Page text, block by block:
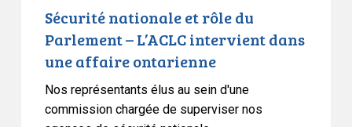
Sécurité nationale et rôle du
Parlement – L’ACLC intervient dans
une affaire ontarienne
Nos représentants élus au sein d'une
commission chargée de superviser nos